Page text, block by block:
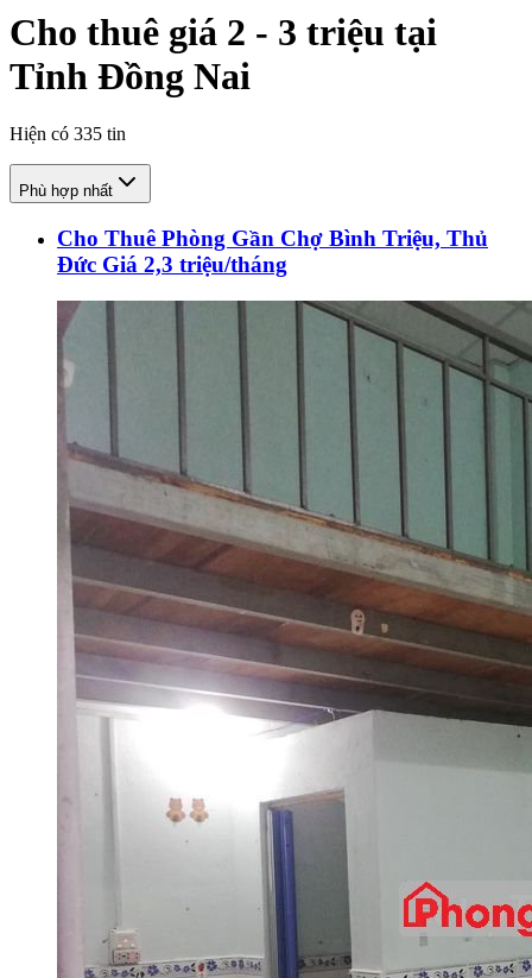
Cho thuê giá 2 - 3 triệu tại
Tỉnh Đồng Nai
Hiện có 335 tin
Phù hợp nhất
Cho Thuê Phòng Gần Chợ Bình Triệu, Thủ
Đức Giá 2,3 triệu/tháng